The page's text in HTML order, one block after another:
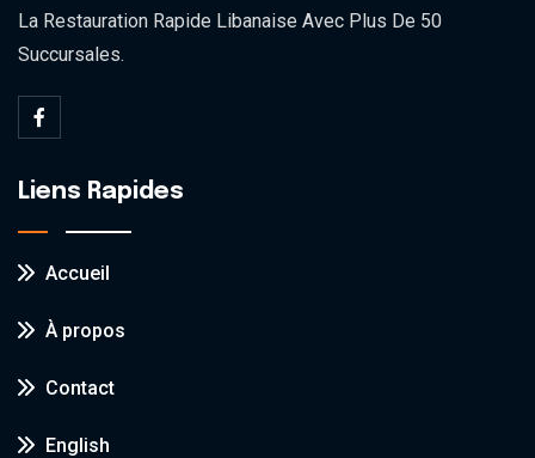
La Restauration Rapide Libanaise Avec Plus De 50
Succursales.
Liens Rapides
Accueil
À propos
Contact
English